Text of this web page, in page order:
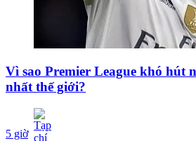
Vì sao Premier League khó hút
nhất thế giới?
5 giờ